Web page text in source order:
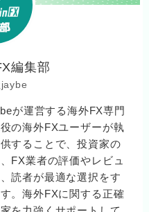
編集部
が運営する海外FX専門
の海外FXユーザーが執
することで、投資家の
FX業者の評価やレビュ
読者が最適な選択をす
。海外FXに関する正確